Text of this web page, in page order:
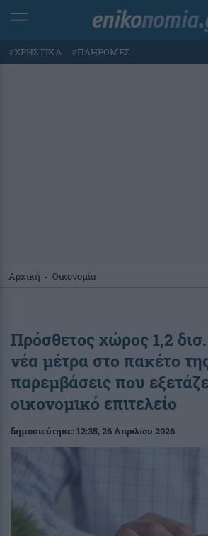
#ΧΡΗΣΤΙΚΑ #ΠΛΗΡΩΜΕΣ
Αρχική - Οικονομία
Πρόσθετος χώρος 1,2
νέα μέτρα στο πακέτο
παρεμβάσεις που
οικονομικό επιτελείο
δημοσιεύτηκε:12:35, 26 Απριλίου 2026